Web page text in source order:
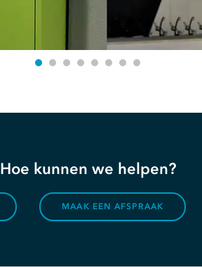
Hoe kunnen we helpen?
MAAK EEN AFSPRAAK